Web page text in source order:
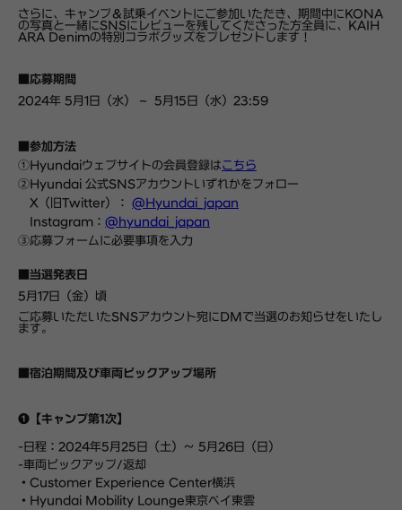
さらに、 キャンプ＆試乗イベント にご参加いただき、期間中に KONA
の写真と一緒にSNS にレビューを残してくださった方全員に、
KAIH
ARA Denimの特別コラボグッズをプレゼント します ！
■応募期間
2024年 5月 1 日（水） ~ 5月 15 日（水 ） 23:59
■参加方法
①Hyundaiウェブサイトの会員登録はこちら
②Hyundai 公式SNSアカウントいずれかをフォロー
X （旧Twitter）： @Hyundai_japan
Instagram ： @hyundai_japan
③応募フォームに必要事項を入力
■当選発表日
5月17日（金）頃
ご応募いただいたSNSアカウント宛にDMで当選のお知らせをいたし
ます。
■宿泊期間及び車両ピックアップ場所
❶ 【キャンプ第1 次】
-日程：2024年5月25日（土）～ 5月26日（日）
-車両ピックアップ/返却
・Customer Experience Center横浜
・Hyundai Mobility Lounge東京ベイ東雲